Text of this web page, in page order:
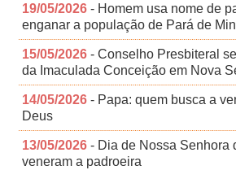
19/05/2026 - Homem usa nome de
enganar a população de Pará de
15/05/2026 - Conselho Presbiteral
da Imaculada Conceição em Nova
14/05/2026 - Papa: quem busca a
Deus
13/05/2026 - Dia de Nossa Senhora
veneram a padroeira